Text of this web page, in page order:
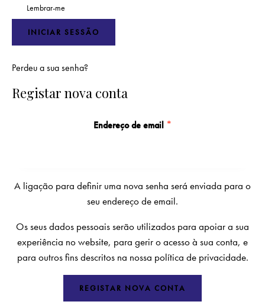
Lembrar-me
INICIAR SESSÃO
Perdeu a sua senha?
Registar nova conta
Endereço de email *
A ligação para definir uma nova senha será enviada para o
seu endereço de email.
Os seus dados pessoais serão utilizados para apoiar a sua
experiência no website, para gerir o acesso à sua conta, e
para outros fins descritos na nossa política de privacidade.
REGISTAR NOVA CONTA